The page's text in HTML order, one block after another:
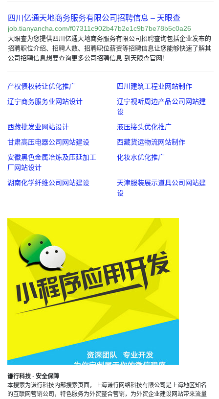
四川亿通天地商务服务有限公司招聘信息 – 天眼查
job.tianyancha.com/f07311c902b47b2e1c9b7be78b5c0a26
天眼查为您提供四川亿通天地商务服务有限公司招聘查询包括企业发布的
招聘职位介绍、招聘人数、招聘职位薪资等招聘信息让您能够快速了解其
公司招聘信息想要查询更多公司招聘信息 到天眼查官网！
产权债权转让优化推广
四川建筑工程业网站制作
辽宁商务服务业网站设计
辽宁视听周边产品公司网站建
设
西藏批发业网站设计
液压接头优化推广
甘肃高压电器公司网站建设
西藏货运物流网站制作
安徽黑色金属冶炼及压延加工
厂网站设计
化妆水优化推广
湖南化学纤维公司网站建设
天津服装展示道具公司网站建
设
谦行科技 · 安全保障
本搜索为谦行科技内部搜索页面，上海谦行网络科技有限公司是上海地区知名
的互联网营销公司，特色服务为外贸整合营销，为外贸企业建设网站带来流量